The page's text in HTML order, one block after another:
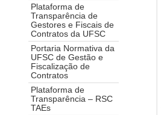
Plataforma de
Transparência de
Gestores e Fiscais de
Contratos da UFSC
Portaria Normativa da
UFSC de Gestão e
Fiscalização de
Contratos
Plataforma de
Transparência – RSC
TAEs